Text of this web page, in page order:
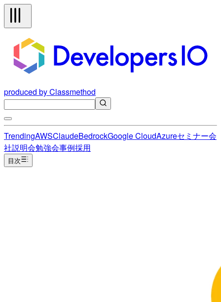
produced by Classmethod
TrendingAWSClaudeBedrockGoogle CloudAzureセミナー会
社説明会勉強会事例採用
目次